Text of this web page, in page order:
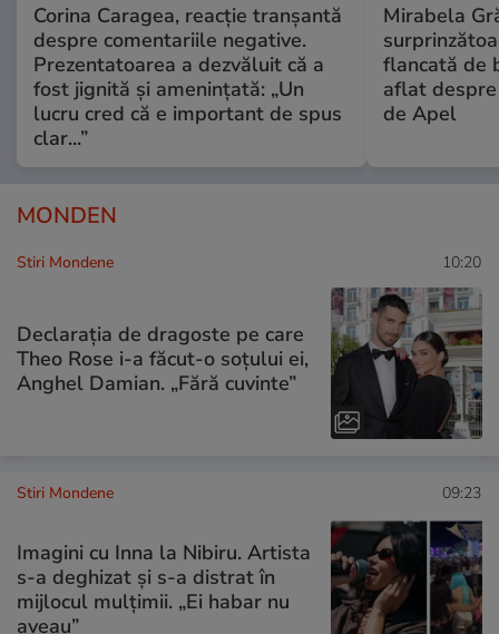
Corina Caragea, reacție tranșantă
despre comentariile negative.
Prezentatoarea a dezvăluit că a
fost jignită și amenințată: „Un
lucru cred că e important de spus
clar...”
Mirabela
flancată de
aflat
de Apel
MONDEN
Stiri Mondene 10:20
Declarația de dragoste pe care
Theo Rose i-a făcut-o soțului ei,
Anghel Damian. „Fără cuvinte”
Stiri Mondene 09:23
Imagini cu Inna la Nibiru. Artista
s-a deghizat și s-a distrat în
mijlocul mulțimii. „Ei habar nu
aveau”